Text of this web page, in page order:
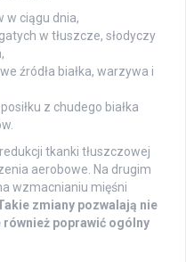
w ciągu dnia,
w tłuszcze, słodyczy
źródła białka, warzywa i
z chudego białka
tkanki tłuszczowej
aerobowe. Na drugim
wzmacnianiu mięśni
zmiany pozwalają nie
również poprawić ogólny